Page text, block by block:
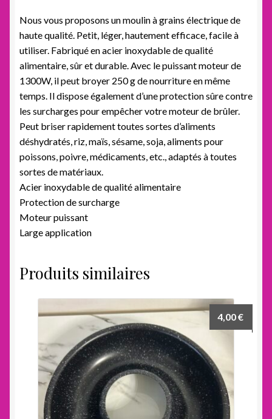
Nous vous proposons un moulin à grains électrique de
haute qualité. Petit, léger, hautement efficace, facile à
utiliser. Fabriqué en acier inoxydable de qualité
alimentaire, sûr et durable. Avec le puissant moteur de
1300W, il peut broyer 250 g de nourriture en même
temps. Il dispose également d’une protection sûre contre
les surcharges pour empêcher votre moteur de brûler.
Peut briser rapidement toutes sortes d’aliments
déshydratés, riz, maïs, sésame, soja, aliments pour
poissons, poivre, médicaments, etc., adaptés à toutes
sortes de matériaux.
Acier inoxydable de qualité alimentaire
Protection de surcharge
Moteur puissant
Large application
Produits similaires
4,00€